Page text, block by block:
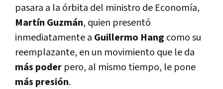
pasara a la órbita del ministro de Economía,
Martín Guzmán, quien presentó
inmediatamente a Guillermo Hang como su
reemplazante, en un movimiento que le da
más poder pero, al mismo tiempo, le pone
más presión.